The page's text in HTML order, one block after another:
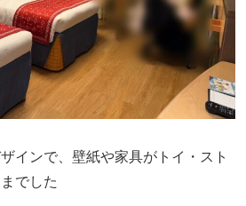
インで、壁紙や家具がトイ・スト
でした